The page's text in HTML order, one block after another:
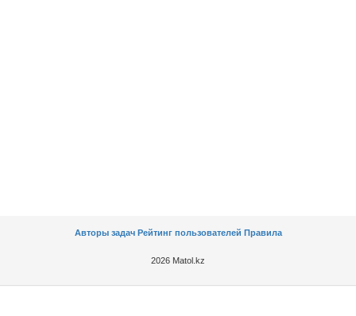
Авторы задач Рейтинг пользователей Правила
2026 Matol.kz